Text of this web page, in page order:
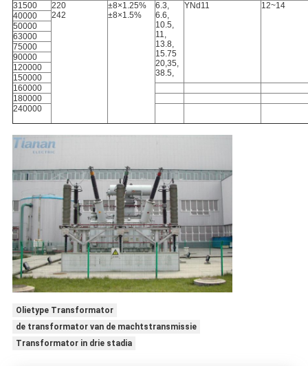
31500
220
242
±8×1.25%
±8×1.5%
6.3,
6.6,
10.5,
11,
13.8,
15.75
20,35,
38.5,
YNd11
12~14
40000
50000
63000
75000
90000
120000
150000
160000
180000
240000
Olietype Transformator
de transformator van de machtstransmissie
Transformator in drie stadia